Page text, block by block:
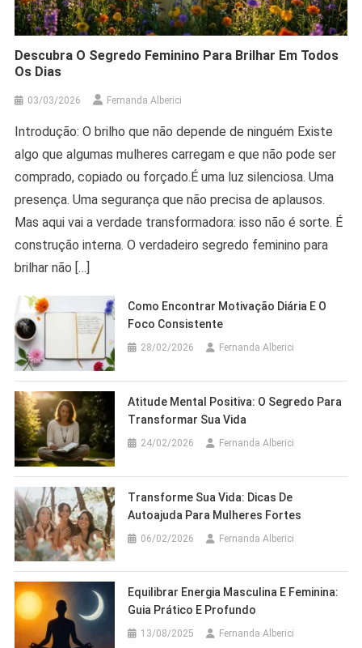
Descubra O Segredo Feminino Para Brilhar Em Todos
Os Dias
03/03/2026 Fernanda Alberici
Introdução: O brilho que não depende de ninguém Existe
algo que algumas mulheres carregam e que não pode ser
comprado, copiado ou forçado.É uma luz silenciosa. Uma
presença. Uma segurança que não precisa de aplausos.
Mas aqui vai a verdade transformadora: isso não é sorte. É
construção interna. O verdadeiro segredo feminino para
brilhar não […]
Como Encontrar Motivação Diária E O
Foco Consistente
28/02/2026 Fernanda Alberici
Atitude Mental Positiva: O Segredo Para
Transformar Sua Vida
24/02/2026 Fernanda Alberici
Transforme Sua Vida: Dicas De
Autoajuda Para Mulheres Fortes
06/02/2026 Fernanda Alberici
Equilibrar Energia Masculina E Feminina:
Guia Prático E Profundo
13/08/2025 Fernanda Alberici